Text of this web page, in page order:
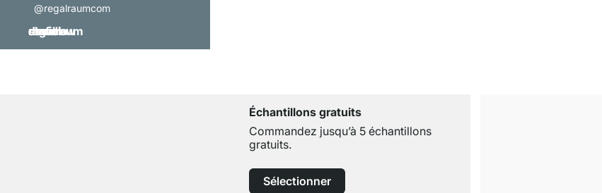
@regalraumcom
Échantillons gratuits
Commandez jusqu’à 5 échantillons
gratuits.
Sélectionner